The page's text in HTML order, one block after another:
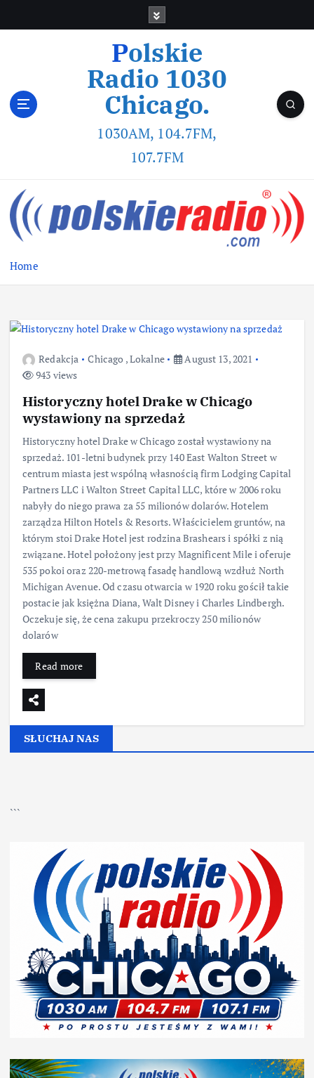
Polskie
Radio 1030
Chicago.
1030AM, 104.7FM,
107.7FM
Home
Redakcja Chicago ,Lokalne
August 13, 2021
943 views
Historyczny hotel Drake w Chicago
wystawiony na sprzedaż
Historyczny hotel Drake w Chicago został wystawiony na
sprzedaż. 101-letni budynek przy 140 East Walton Street w
centrum miasta jest wspólną własnością firm Lodging Capital
Partners LLC i Walton Street Capital LLC, które w 2006 roku
nabyły do niego prawa za 55 milionów dolarów. Hotelem
zarządza Hilton Hotels & Resorts. Właścicielem gruntów, na
którym stoi Drake Hotel jest rodzina Brashears i spółki z nią
związane. Hotel położony jest przy Magnificent Mile i oferuje
535 pokoi oraz 220-metrową fasadę handlową wzdłuż North
Michigan Avenue. Od czasu otwarcia w 1920 roku gościł takie
postacie jak księżna Diana, Walt Disney i Charles Lindbergh.
Oczekuje się, że cena zakupu przekroczy 250 milionów
dolarów
Read more
SŁUCHAJ NAS
```